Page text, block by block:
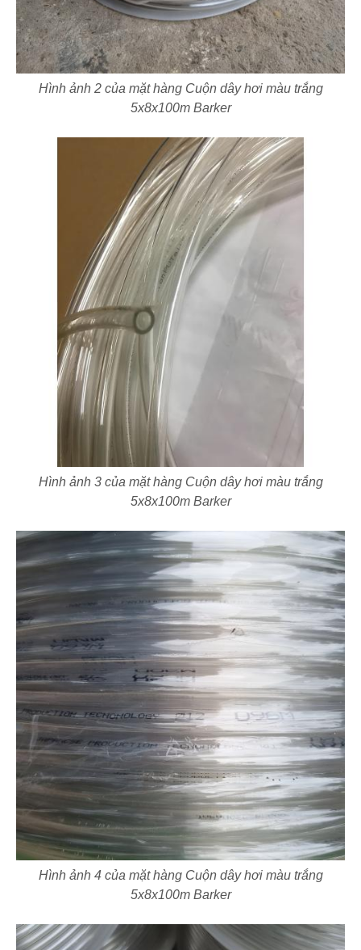
Hình ảnh 2 của mặt hàng Cuộn dây hơi màu trắng
5x8x100m Barker
Hình ảnh 3 của mặt hàng Cuộn dây hơi màu trắng
5x8x100m Barker
Hình ảnh 4 của mặt hàng Cuộn dây hơi màu trắng
5x8x100m Barker